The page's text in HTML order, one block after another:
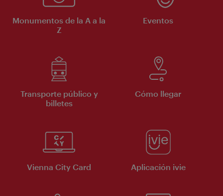
Monumentos de la A a la
Z
Eventos
Transporte público y
billetes
Cómo llegar
Vienna City Card Aplicación ivie